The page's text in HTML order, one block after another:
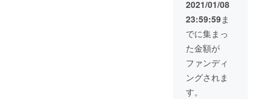
すべて
日本製
です。
注）返
礼品
ノート
は、天
然素材
黒、水
色、グ
レーの
いずれ
か。
包
装：紙
箱 すべ
色：ナ
チュラ
ル（持
ち手も
同じ）
中用
紙：無
地（店
頭人気
130mm
厚さ
約
14mm
（リン
グを除
く）
表
紙：本
ジの取
り外し
で簡単
にリ
フィル
ができ
ます。
ネック
スト
ること
ができ
ます。
カバー
は、姫
路産の
本牛
革。 用
紙は、
コピー
半分で
小さめ
のノー
トとし
て使い
易い大
きさで
ジーン
ズのポ
ケット
のよう
にデザ
インさ
れた
ノート
しま
す。 こ
ども達
へ贈る
ノート
には、
ご支援
いただ
2021/01/08
23:59:59ま
でに集まっ
た金額が
ファンディ
ングされま
す。